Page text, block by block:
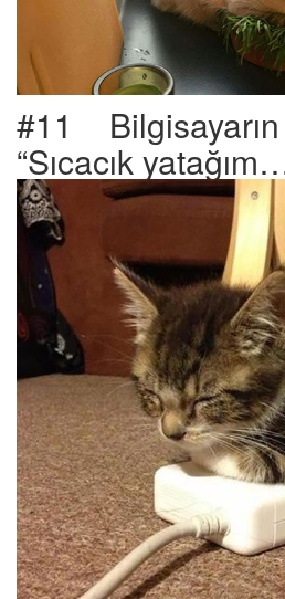
#11
“Sıcacık